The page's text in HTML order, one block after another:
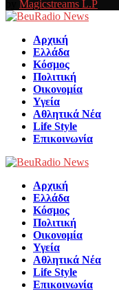
Magicstreams L.P
Αρχική
Ελλάδα
Κόσμος
Πολιτική
Οικονομία
Υγεία
Αθλητικά Νέα
Life Style
Επικοινωνία
Αρχική
Ελλάδα
Κόσμος
Πολιτική
Οικονομία
Υγεία
Αθλητικά Νέα
Life Style
Επικοινωνία